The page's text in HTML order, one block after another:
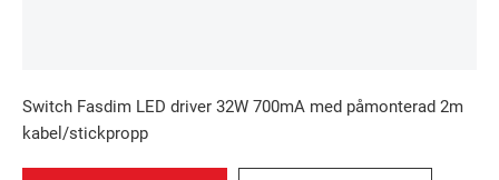
Switch Fasdim LED driver 32W 700mA med påmonterad 2m
kabel/stickpropp